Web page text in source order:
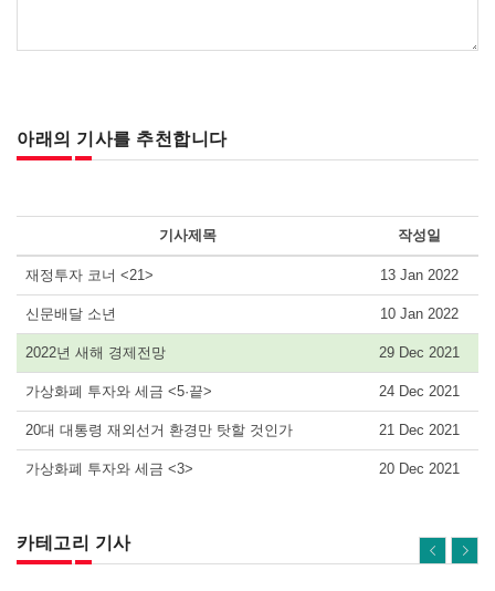
아래의 기사를 추천합니다
기사제목 작성일
재정투자 코너 <21> 13 Jan 2022
신문배달 소년 10 Jan 2022
2022년 새해 경제전망 29 Dec 2021
가상화폐 투자와 세금 <5·끝> 24 Dec 2021
20대 대통령 재외선거 환경만 탓할 것인가 21 Dec 2021
가상화폐 투자와 세금 <3> 20 Dec 2021
카테고리 기사